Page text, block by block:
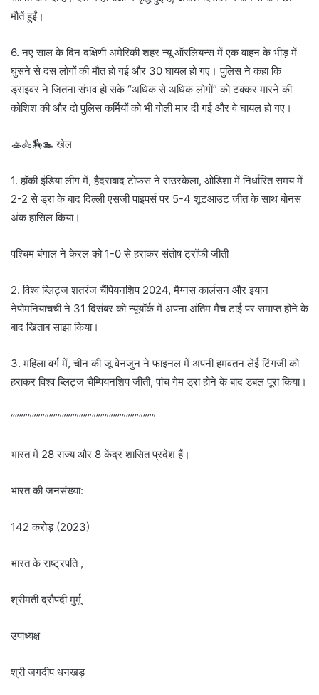
मौतें हुईं।
6. नए साल के दिन दक्षिणी अमेरिकी शहर न्यू ऑरलियन्स में एक वाहन के भीड़ में
घुसने से दस लोगों की मौत हो गई और 30 घायल हो गए। पुलिस ने कहा कि
ड्राइवर ने जितना संभव हो सके “अधिक से अधिक लोगों” को टक्कर मारने की
कोशिश की और दो पुलिस कर्मियों को भी गोली मार दी गई और वे घायल हो गए।
🚣🚴🏇🏊 खेल
1. हॉकी इंडिया लीग में, हैदराबाद टोफंस ने राउरकेला, ओडिशा में निर्धारित समय में
2-2 से ड्रा के बाद दिल्ली एसजी पाइपर्स पर 5-4 शूटआउट जीत के साथ बोनस
अंक हासिल किया।
पश्चिम बंगाल ने केरल को 1-0 से हराकर संतोष ट्रॉफी जीती
2. विश्व ब्लिट्ज शतरंज चैंपियनशिप 2024, मैग्नस कार्लसन और इयान
नेपोमनियाचची ने 31 दिसंबर को न्यूयॉर्क में अपना अंतिम मैच टाई पर समाप्त होने के
बाद खिताब साझा किया।
3. महिला वर्ग में, चीन की जू वेनजुन ने फाइनल में अपनी हमवतन लेई टिंगजी को
हराकर विश्व ब्लिट्ज चैम्पियनशिप जीती, पांच गेम ड्रा होने के बाद डबल पूरा किया।
“”””””””””””””””””””””””””””””””””
भारत में 28 राज्य और 8 केंद्र शासित प्रदेश हैं।
भारत की जनसंख्या:
142 करोड़ (2023)
भारत के राष्ट्रपति ,
श्रीमती द्रौपदी मुर्मू
उपाध्यक्ष
श्री जगदीप धनखड़